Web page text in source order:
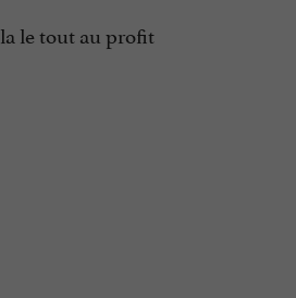
le tout au profit